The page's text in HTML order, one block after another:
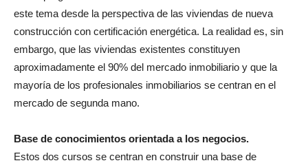
este tema desde la perspectiva de las viviendas de nueva
construcción con certificación energética. La realidad es, sin
embargo, que las viviendas existentes constituyen
aproximadamente el 90% del mercado inmobiliario y que la
mayoría de los profesionales inmobiliarios se centran en el
mercado de segunda mano.
Base de conocimientos orientada a los negocios.
Estos dos cursos se centran en construir una base de